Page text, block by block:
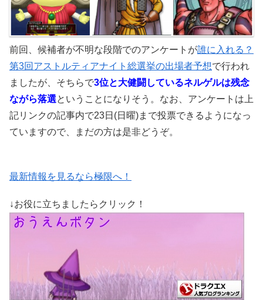
前回、候補者が不明な段階でのアンケートが誰に入れる？
第3回アストルティアナイト総選挙の出場者予想で行われ
ましたが、そちらで3位と大健闘しているネルゲルは残念
ながら落選ということになりそう。なお、アンケートは上
記リンクの記事内で23日(日曜)まで投票できるようになっ
ていますので、まだの方は是非どうぞ。
最新情報を見るなら極限へ！
↓お役に立ちましたらクリック！